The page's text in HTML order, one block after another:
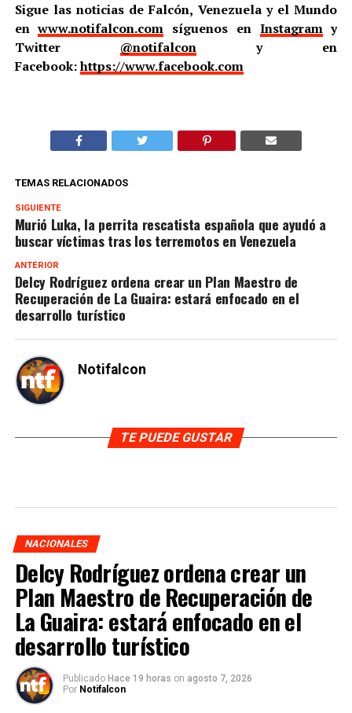
Sigue las noticias de Falcón, Venezuela y el Mundo
enwww.notifalcon.com síguenos en Instagramy
Twitter @notifalcony en
Facebook:https://www.facebook.com
TEMAS RELACIONADOS
SIGUIENTE
Murió Luka, la perrita rescatista española que ayudó a
buscar víctimas tras los terremotos en Venezuela
ANTERIOR
Delcy Rodríguez ordena crear un Plan Maestro de
Recuperación de La Guaira: estará enfocado en el
desarrollo turístico
Notifalcon
TE PUEDE GUSTAR
NACIONALES
Delcy Rodríguez ordena crear un
Plan Maestro de Recuperación de
La Guaira: estará enfocado en el
desarrollo turístico
Publicado Hace 19 horas on agosto 7, 2026
Por Notifalcon